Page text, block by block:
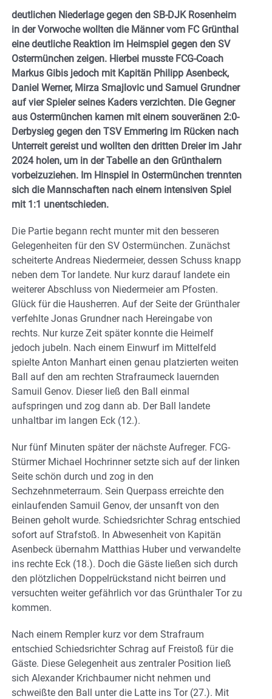
deutlichen Niederlage gegen den SB-DJK Rosenheim
in der Vorwoche wollten die Männer vom FC Grünthal
eine deutliche Reaktion im Heimspiel gegen den SV
Ostermünchen zeigen. Hierbei musste FCG-Coach
Markus Gibis jedoch mit Kapitän Philipp Asenbeck,
Daniel Werner, Mirza Smajlovic und Samuel Grundner
auf vier Spieler seines Kaders verzichten. Die Gegner
aus Ostermünchen kamen mit einem souveränen 2:0-
Derbysieg gegen den TSV Emmering im Rücken nach
Unterreit gereist und wollten den dritten Dreier im Jahr
2024 holen, um in der Tabelle an den Grünthalern
vorbeizuziehen. Im Hinspiel in Ostermünchen trennten
sich die Mannschaften nach einem intensiven Spiel
mit 1:1 unentschieden.
Die Partie begann recht munter mit den besseren
Gelegenheiten für den SV Ostermünchen. Zunächst
scheiterte Andreas Niedermeier, dessen Schuss knapp
neben dem Tor landete. Nur kurz darauf landete ein
weiterer Abschluss von Niedermeier am Pfosten.
Glück für die Hausherren. Auf der Seite der Grünthaler
verfehlte Jonas Grundner nach Hereingabe von
rechts. Nur kurze Zeit später konnte die Heimelf
jedoch jubeln. Nach einem Einwurf im Mittelfeld
spielte Anton Manhart einen genau platzierten weiten
Ball auf den am rechten Strafraumeck lauernden
Samuil Genov. Dieser ließ den Ball einmal
aufspringen und zog dann ab. Der Ball landete
unhaltbar im langen Eck (12.).
Nur fünf Minuten später der nächste Aufreger. FCG-
Stürmer Michael Hochrinner setzte sich auf der linken
Seite schön durch und zog in den
Sechzehnmeterraum. Sein Querpass erreichte den
einlaufenden Samuil Genov, der unsanft von den
Beinen geholt wurde. Schiedsrichter Schrag entschied
sofort auf Strafstoß. In Abwesenheit von Kapitän
Asenbeck übernahm Matthias Huber und verwandelte
ins rechte Eck (18.). Doch die Gäste ließen sich durch
den plötzlichen Doppelrückstand nicht beirren und
versuchten weiter gefährlich vor das Grünthaler Tor zu
kommen.
Nach einem Rempler kurz vor dem Strafraum
entschied Schiedsrichter Schrag auf Freistoß für die
Gäste. Diese Gelegenheit aus zentraler Position ließ
sich Alexander Krichbaumer nicht nehmen und
schweißte den Ball unter die Latte ins Tor (27.). Mit